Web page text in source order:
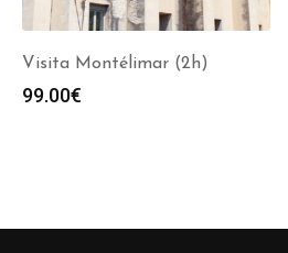
Visita Montélimar (2h)
99.00€